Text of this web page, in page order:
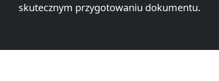
skutecznym przygotowaniu dokumentu.